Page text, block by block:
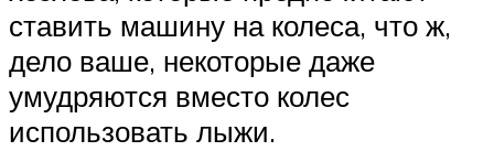
ставить машину на колеса, что ж,
дело ваше, некоторые даже
умудряются вместо колес
использовать лыжи.